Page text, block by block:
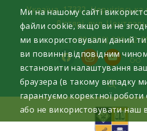
content
Україна, 17332,
Дігтярі, вул.
+38 (063) 220-52-
facebookinstagramyoutube
Ми на нашому сайті
файли cookie, якщо ви не
ми використовували даний
ви повинні відповідним
встановити налаштування
браузера (в такому випадку
гарантуємо коректної роботи
або не використовувати наш